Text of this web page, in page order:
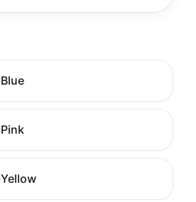
Blue
Pink
Yellow